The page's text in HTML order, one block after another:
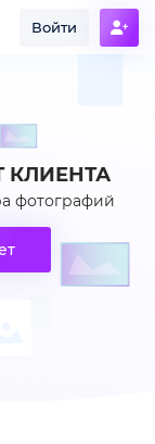
Войти
КЛИЕНТА
фотографий